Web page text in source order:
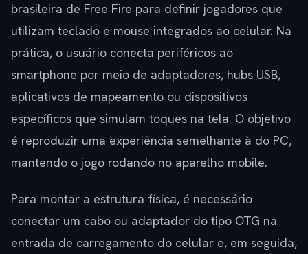
brasileira de Free Fire para definir jogadores que
utilizam teclado e mouse integrados ao celular. Na
prática, o usuário conecta periféricos ao
smartphone por meio de adaptadores, hubs USB,
aplicativos de mapeamento ou dispositivos
específicos que simulam toques na tela. O objetivo
é reproduzir uma experiência semelhante à do PC,
mantendo o jogo rodando no aparelho mobile.
Para montar a estrutura física, é necessário
conectar um cabo ou adaptador do tipo OTG na
entrada de carregamento do celular e, em seguida,